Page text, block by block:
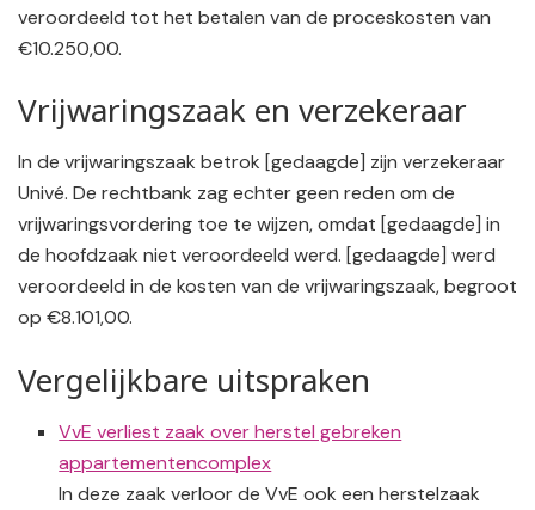
veroordeeld tot het betalen van de proceskosten van
€10.250,00.
Vrijwaringszaak en verzekeraar
In de vrijwaringszaak betrok [gedaagde] zijn verzekeraar
Univé. De rechtbank zag echter geen reden om de
vrijwaringsvordering toe te wijzen, omdat [gedaagde] in
de hoofdzaak niet veroordeeld werd. [gedaagde] werd
veroordeeld in de kosten van de vrijwaringszaak, begroot
op €8.101,00.
Vergelijkbare uitspraken
VvE verliest zaak over herstel gebreken
appartementencomplex
In deze zaak verloor de VvE ook een herstelzaak